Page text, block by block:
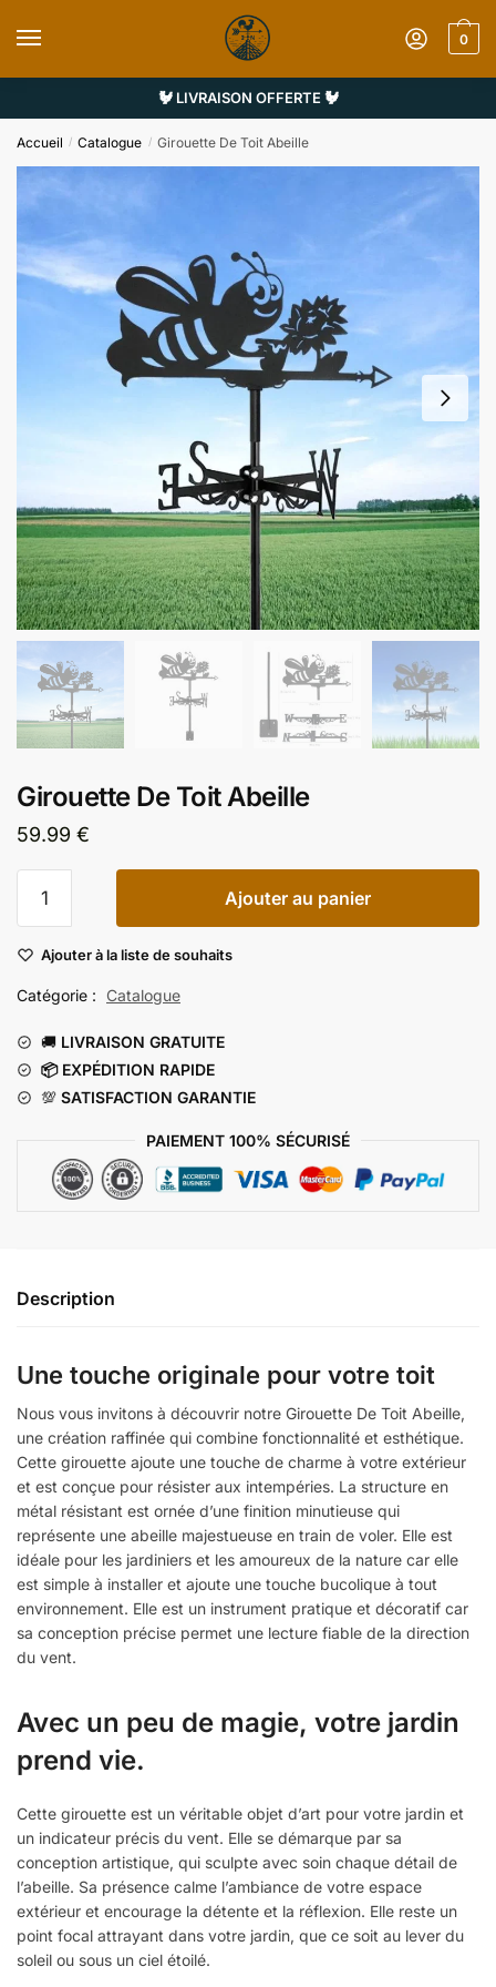
0
🐓 LIVRAISON OFFERTE 🐓
Accueil / Catalogue / Girouette De Toit Abeille
Girouette De Toit Abeille
59.99 €
De
Toit
Ajouter au panier
Ajouter à la liste de souhaits
Catégorie : Catalogue
🚚 LIVRAISON GRATUITE
📦 EXPÉDITION RAPIDE
💯 SATISFACTION GARANTIE
PAIEMENT 100% SÉCURISÉ
Description
Une touche originale pour votre toit
Nous vous invitons à découvrir notre Girouette De Toit Abeille,
une création raffinée qui combine fonctionnalité et esthétique.
Cette girouette ajoute une touche de charme à votre extérieur
et est conçue pour résister aux intempéries. La structure en
métal résistant est ornée d’une finition minutieuse qui
représente une abeille majestueuse en train de voler. Elle est
idéale pour les jardiniers et les amoureux de la nature car elle
est simple à installer et ajoute une touche bucolique à tout
environnement. Elle est un instrument pratique et décoratif car
sa conception précise permet une lecture fiable de la direction
du vent.
Avec un peu de magie, votre jardin
prend vie.
Cette girouette est un véritable objet d’art pour votre jardin et
un indicateur précis du vent. Elle se démarque par sa
conception artistique, qui sculpte avec soin chaque détail de
l’abeille. Sa présence calme l’ambiance de votre espace
extérieur et encourage la détente et la réflexion. Elle reste un
point focal attrayant dans votre jardin, que ce soit au lever du
soleil ou sous un ciel étoilé.